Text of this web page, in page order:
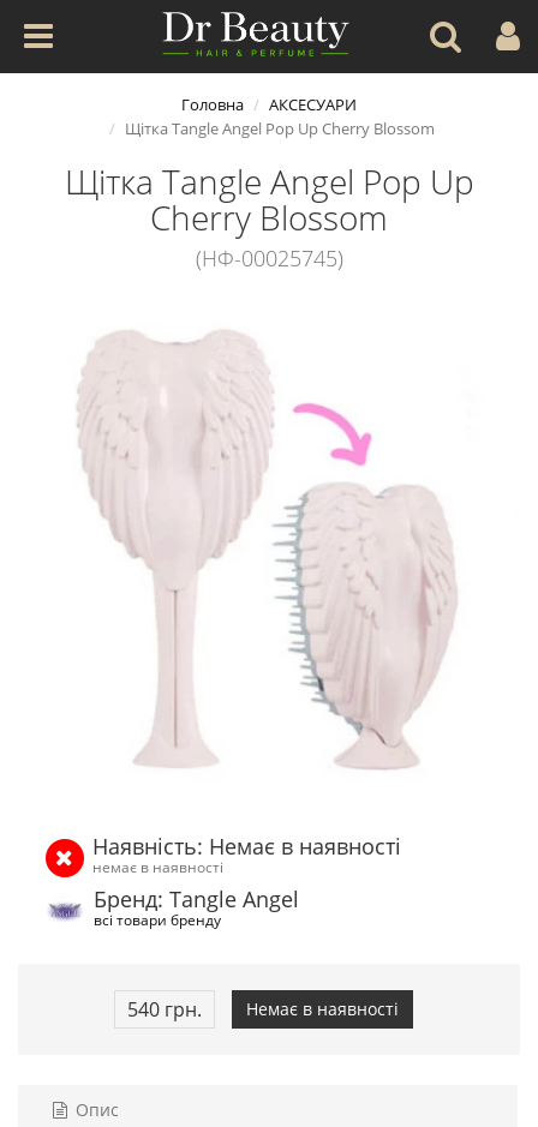
Головна
АКСЕСУАРИ
Щітка Tangle Angel Pop Up Cherry Blossom
Щітка Tangle Angel Pop Up
Cherry Blossom
(НФ-00025745)
Наявність: Немає в наявності
немає в наявності
Бренд: Tangle Angel
всі товари бренду
540 грн. Немає в наявності
Опис